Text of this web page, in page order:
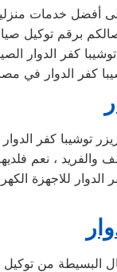
خدمات منزلية
برقم توكيل
كفر الدوار
والفريد ، نعم
للاجهزة
البسيطة من